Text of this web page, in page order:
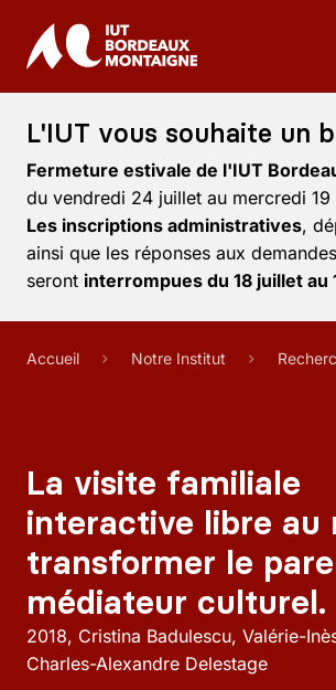
L'IUT vous souhaite un
Fermeture estivale de l'IUT
du vendredi 24 juillet au mercredi 19
Les inscriptions administratives,
ainsi que les réponses aux
seront interrompues du 18 juillet au
Accueil Notre Institut
La visite familiale
interactive libre au
transformer le
médiateur culturel.
2018 Cristina Badulescu, Valérie-
Charles-Alexandre Delestage